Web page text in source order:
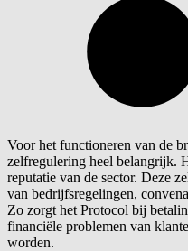
Voor het functioneren van de
zelfregulering heel belangrijk.
reputatie van de sector. Deze
van bedrijfsregelingen,
Zo zorgt het Protocol bij
financiële problemen van
worden.